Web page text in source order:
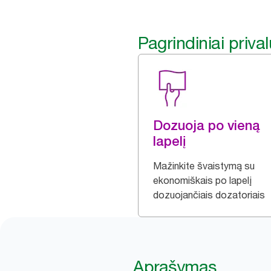
Pagrindiniai
Dozuoja po vieną
lapelį
Mažinkite švaistymą su
ekonomiškais po lapelį
dozuojančiais dozatoriais
Aprašymas